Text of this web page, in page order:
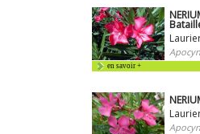
en savoir +